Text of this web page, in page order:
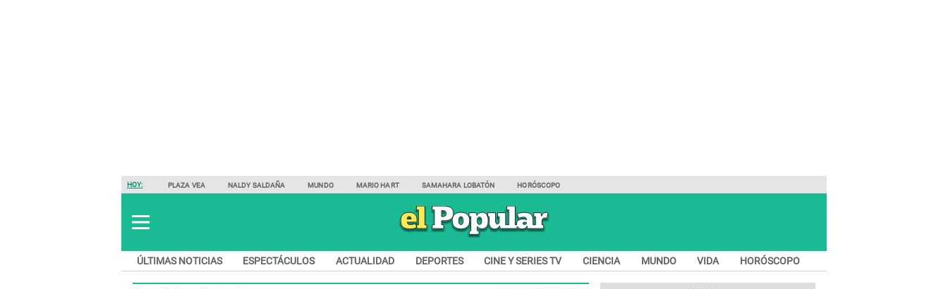
HOY: PLAZA VEA NALDY SALDAÑA MUNDO MARIO HART SAMAHARA LOBATÓN HORÓSCOPO
ÚLTIMAS NOTICIAS ESPECTÁCULOS ACTUALIDAD DEPORTES CINE Y SERIES TV CIENCIA MUNDO VIDA HORÓSCOPO